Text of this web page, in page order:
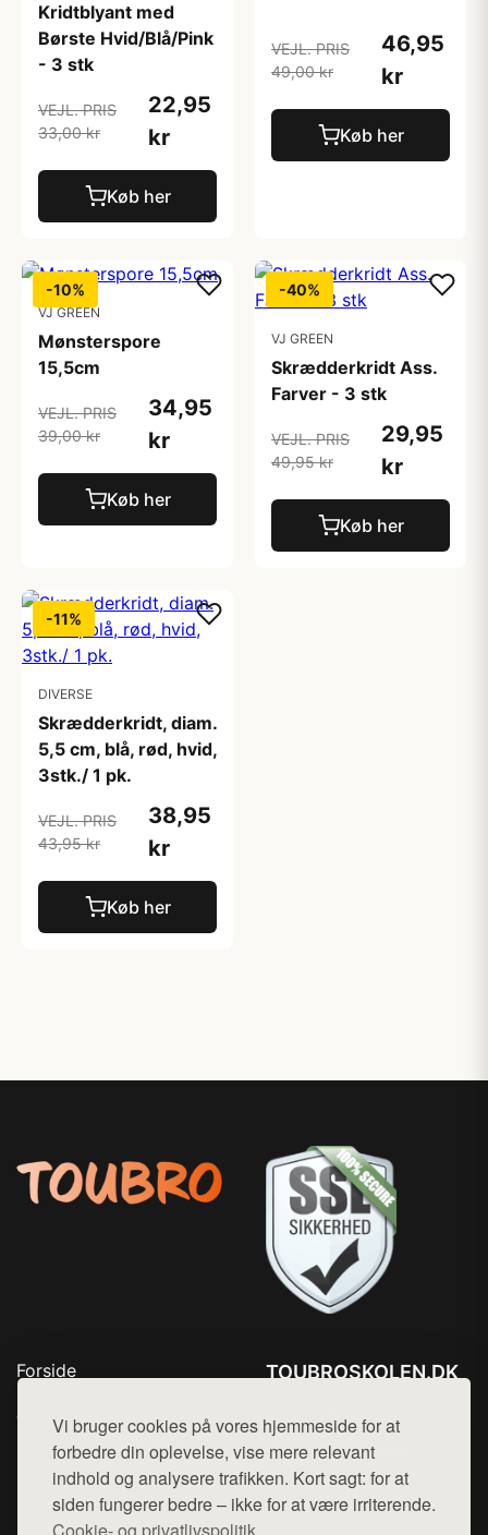
Vi bruger cookies på vores hjemmeside for at
forbedre din oplevelse, vise mere relevant
indhold og analysere trafikken. Kort sagt: for at
siden fungerer bedre – ikke for at være irriterende.
Kridtblyant med
Børste Hvid/Blå/Pink
- 3 stk
VEJL. PRIS
33,00 kr
22,95
kr
Køb her
VEJL. PRIS
49,00 kr
46,95
kr
Køb her
-10%
VJ GREEN
Mønsterspore
15,5cm
VEJL. PRIS
39,00 kr
34,95
kr
Køb her
-40%
VJ GREEN
Skrædderkridt Ass.
Farver - 3 stk
VEJL. PRIS
49,95 kr
29,95
kr
Køb her
-11%
DIVERSE
Skrædderkridt, diam.
5,5 cm, blå, rød, hvid,
3stk./ 1 pk.
VEJL. PRIS
43,95 kr
38,95
kr
Køb her
Forside
Top Rabatter
Blog
Kontakt
TOUBROSKOLEN.DK
Mail: hej@want.dk
Cookie- og privatlivspolitik